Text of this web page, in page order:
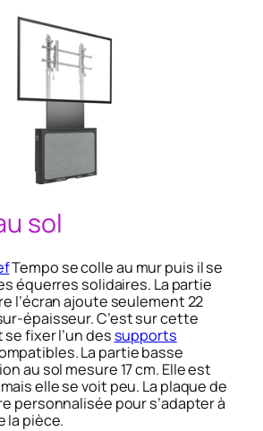
sol
Tempo se colle au mur puis il se
équerres solidaires. La partie
l’écran ajoute seulement 22
épaisseur. C’est sur cette
fixer l’un des supports
La partie basse
au sol mesure 17 cm. Elle est
elle se voit peu. La plaque de
personnalisée pour s’adapter à
la pièce.